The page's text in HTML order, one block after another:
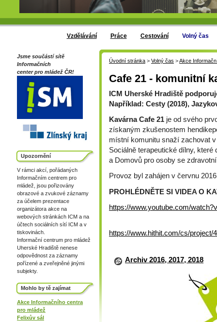
Vzdělávání Práce Cestování Volný čas
Jsme součástí sítě
Informačních
center pro mládež ČR!
Upozornění
V rámci akcí, pořádaných
Informačním centrem pro
mládež, jsou pořizovány
obrazové a zvukové záznamy
za účelem prezentace
organizátora akce na
webových stránkách ICM a na
účtech sociálních sítí ICM a v
tiskovinách.
Informační centrum pro mládež
Uherské Hradiště nenese
odpovědnost za záznamy
pořízené a zveřejněné jinými
subjekty.
Mohlo by tě zajímat
Akce Informačního centra
pro mládež
Felixův sál
Úvodní stránka > Volný čas >Akce
Cafe 21 - komunitní
ICM Uherské Hradiště
Například: Cesty (2018),
Kavárna Cafe 21 je od svého
získaným zkušenostem
místní komunitu snaží zachovat
Sociálně terapeutické dílny,
a Domovů pro osoby se
Provoz byl zahájen v červnu
PROHLÉDNĚTE SI VIDEA O
https://www.youtube.com/
https://www.hithit.com/cs/
Archiv 2016, 2017, 2018